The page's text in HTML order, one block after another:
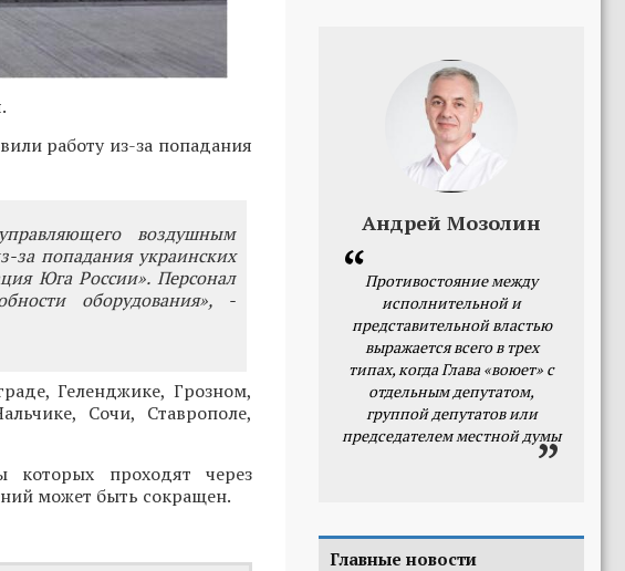
работу из-за попадания
воздушным
за попадания украинских
Юга России». Персонал
оборудования», -
Геленджике, Грозном,
Сочи, Ставрополе,
которых проходят через
может быть сокращен.
Андрей Мозолин
Противостояние между
исполнительной и
представительной властью
выражается всего в трех
типах, когда Глава «воюет» с
отдельным депутатом,
группой депутатов или
председателем местной думы
Главные новости